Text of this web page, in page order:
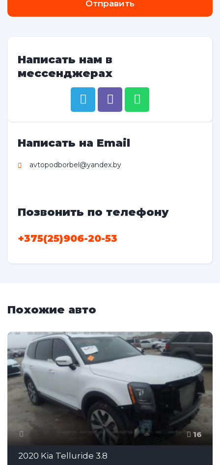
Отправить
Написать нам в
мессенджерах
Написать на Email
avtopodborbel@yandex.by
Позвонить по телефону
+375(25)906-20-53
Похожие авто
16
2020 Kia Telluride 3.8